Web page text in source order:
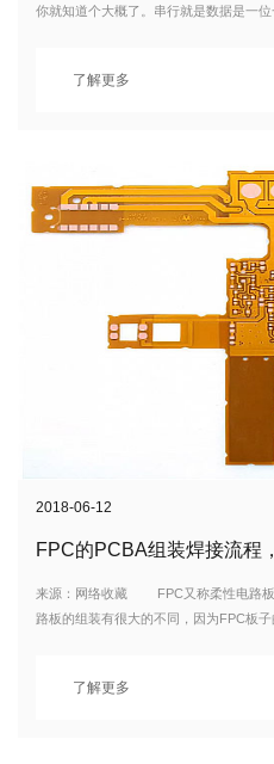
你就知道个大概了。串行就是数据是一位
了解更多
2018-06-12
FPC的PCBA组装焊接流程
来源：网络收藏 FPC又称柔性电路板
路板的组装有很大的不同，因为FPC板子
了解更多